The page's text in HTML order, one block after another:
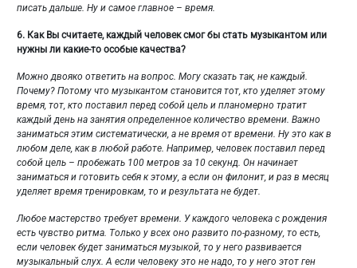
писать дальше. Ну и самое главное – время.
6. Как Вы считаете, каждый человек смог бы стать музыкантом или
нужны ли какие-то особые качества?
Можно двояко ответить на вопрос. Могу сказать так, не каждый.
Почему? Потому что музыкантом становится тот, кто уделяет этому
время, тот, кто поставил перед собой цель и планомерно тратит
каждый день на занятия определенное количество времени. Важно
заниматься этим систематически, а не время от времени. Ну это как в
любом деле, как в любой работе. Например, человек поставил перед
собой цель – пробежать 100 метров за 10 секунд. Он начинает
заниматься и готовить себя к этому, а если он филонит, и раз в месяц
уделяет время тренировкам, то и результата не будет.
Любое мастерство требует времени. У каждого человека с рождения
есть чувство ритма. Только у всех оно развито по-разному, то есть,
если человек будет заниматься музыкой, то у него развивается
музыкальный слух. А если человеку это не надо, то у него этот ген